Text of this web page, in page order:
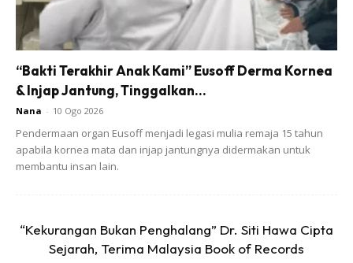
“Bakti Terakhir Anak Kami” Eusoff Derma Kornea
& Injap Jantung, Tinggalkan...
Nana - 10 Ogo 2026
Pendermaan organ Eusoff menjadi legasi mulia remaja 15 tahun
apabila kornea mata dan injap jantungnya didermakan untuk
membantu insan lain.
“Kekurangan Bukan Penghalang” Dr. Siti Hawa Cipta
Sejarah, Terima Malaysia Book of Records